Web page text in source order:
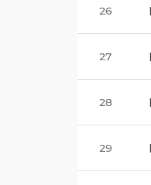
26
27
28
29